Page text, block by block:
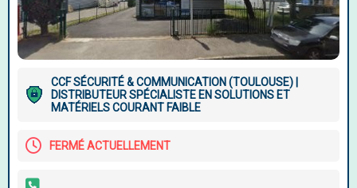
CCF SÉCURITÉ & COMMUNICATION (TOULOUSE) |
DISTRIBUTEUR SPÉCIALISTE EN SOLUTIONS ET
MATÉRIELS COURANT FAIBLE
FERMÉ ACTUELLEMENT